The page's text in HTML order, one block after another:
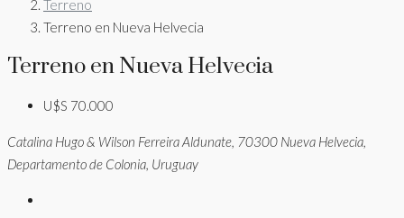
Terreno
Terreno en Nueva Helvecia
Terreno en Nueva Helvecia
U$S 70.000
Catalina Hugo & Wilson Ferreira Aldunate, 70300 Nueva Helvecia,
Departamento de Colonia, Uruguay